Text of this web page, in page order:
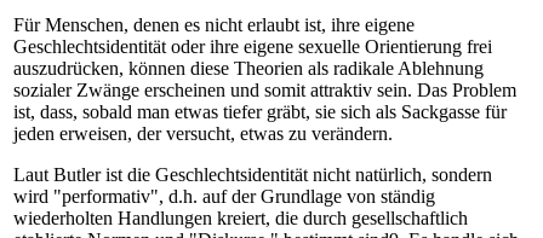
Für Menschen, denen es nicht erlaubt ist, ihre eigene
Geschlechtsidentität oder ihre eigene sexuelle Orientierung frei
auszudrücken, können diese Theorien als radikale Ablehnung
sozialer Zwänge erscheinen und somit attraktiv sein. Das Problem
ist, dass, sobald man etwas tiefer gräbt, sie sich als Sackgasse für
jeden erweisen, der versucht, etwas zu verändern.
Laut Butler ist die Geschlechtsidentität nicht natürlich, sondern
wird "performativ", d.h. auf der Grundlage von ständig
wiederholten Handlungen kreiert, die durch gesellschaftlich